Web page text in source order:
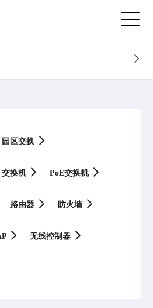
园区交换
交换机 PoE交换机
路由器 防火墙
无线控制器